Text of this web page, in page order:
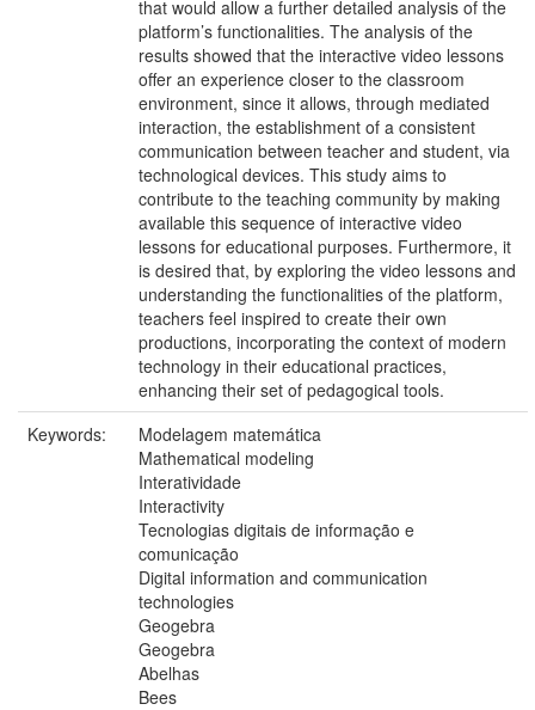
that would allow a further detailed analysis of the
platform’s functionalities. The analysis of the
results showed that the interactive video lessons
offer an experience closer to the classroom
environment, since it allows, through mediated
interaction, the establishment of a consistent
communication between teacher and student, via
technological devices. This study aims to
contribute to the teaching community by making
available this sequence of interactive video
lessons for educational purposes. Furthermore, it
is desired that, by exploring the video lessons and
understanding the functionalities of the platform,
teachers feel inspired to create their own
productions, incorporating the context of modern
technology in their educational practices,
enhancing their set of pedagogical tools.
Keywords:
Modelagem matemática
Mathematical modeling
Interatividade
Interactivity
Tecnologias digitais de informação e
comunicação
Digital information and communication
technologies
Geogebra
Geogebra
Abelhas
Bees